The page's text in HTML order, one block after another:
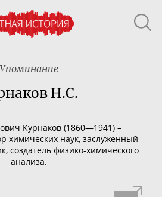
Упоминание
Н.С.
Курнаков (1860—1941) –
химических наук, заслуженный
создатель физико-химического
анализа.